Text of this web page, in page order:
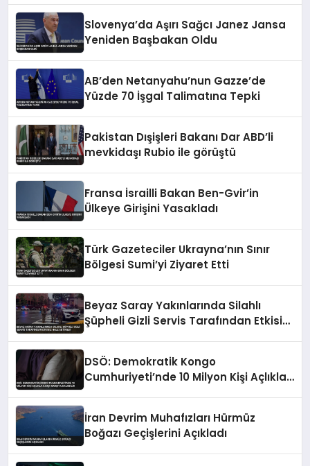
Slovenya’da Aşırı Sağcı Janez Jansa
Yeniden Başbakan Oldu
AB’den Netanyahu’nun Gazze’de
Yüzde 70 İşgal Talimatına Tepki
Pakistan Dışişleri Bakanı Dar ABD’li
mevkidaşı Rubio ile görüştü
Fransa İsrailli Bakan Ben-Gvir’in
Ülkeye Girişini Yasakladı
Türk Gazeteciler Ukrayna’nın Sınır
Bölgesi Sumi’yi Ziyaret Etti
Beyaz Saray Yakınlarında Silahlı
Şüpheli Gizli Servis Tarafından Etkisiz
DSÖ: Demokratik Kongo
Cumhuriyeti’nde 10 Milyon Kişi Açlıkla
İran Devrim Muhafızları Hürmüz
Boğazı Geçişlerini Açıkladı